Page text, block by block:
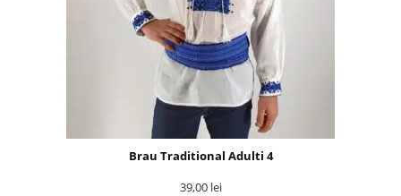
Brau Traditional Adulti 4
39,00 lei